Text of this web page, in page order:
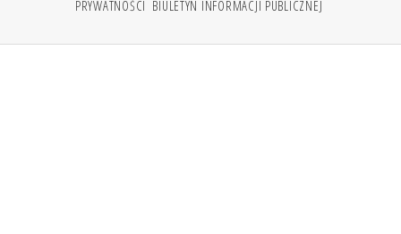
PRYWATNOŚCI BIULETYN INFORMACJI PUBLICZNEJ